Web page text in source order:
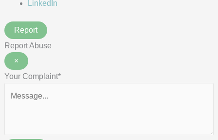
LinkedIn
Report
Report Abuse
×
Your Complaint*